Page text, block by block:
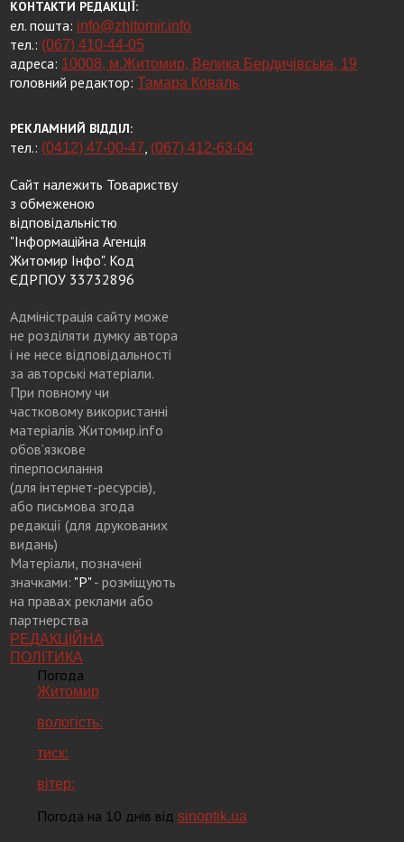
КОНТАКТИ РЕДАКЦІЇ:
ел. пошта: info@zhitomir.info
тел.: (067) 410-44-05
адреса: 10008, м.Житомир, Велика Бердичівська, 19
головний редактор:Тамара Коваль
РЕКЛАМНИЙ ВІДДІЛ:
тел.: (0412) 47-00-47, (067) 412-63-04
Сайт належить Товариству
з обмеженою
відповідальністю
"Інформаційна Агенція
Житомир Інфо". Код
ЄДРПОУ 33732896
Адміністрація сайту може
не розділяти думку автора
і не несе відповідальності
за авторські матеріали.
При повному чи
частковому використанні
матеріалів Житомир.info
обов’язкове
гіперпосилання
(для інтернет-ресурсів),
або письмова згода
редакції (для друкованих
видань)
Матеріали, позначені
значками: "Р"- розміщують
на правах реклами або
партнерства
РЕДАКЦІЙНА
ПОЛІТИКА
Погода
Житомир
вологість:
тиск:
вітер:
Погода на 10 днів відsinoptik.ua